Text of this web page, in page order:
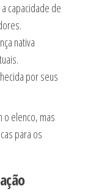
capacidade de
nativa
por seus
o elenco, mas
para os